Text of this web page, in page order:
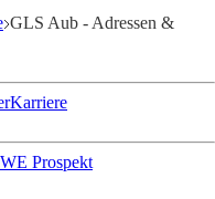
GLS Aub - Adressen &
Karriere
Prospekt